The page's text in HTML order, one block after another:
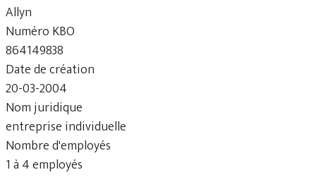
Allyn
Numéro KBO
864149838
Date de création
20-03-2004
Nom juridique
entreprise individuelle
Nombre d'employés
1 à 4 employés